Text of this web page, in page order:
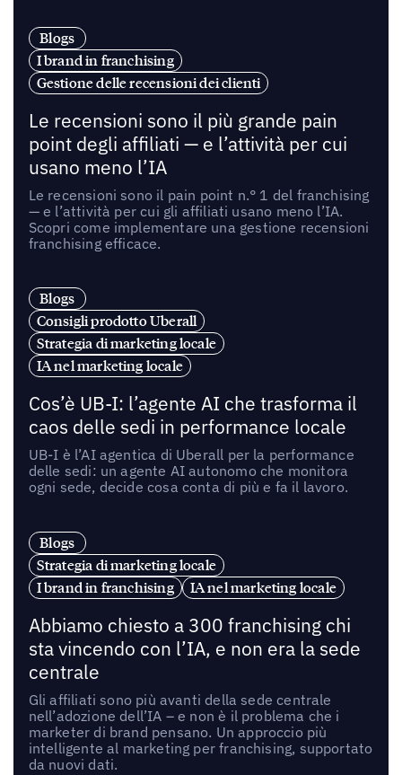
Blogs
I brand in franchising
Gestione delle recensioni dei clienti
Le recensioni sono il più grande pain
point degli affiliati — e l’attività per cui
usano meno l’IA
Le recensioni sono il pain point n.° 1 del franchising
— e l’attività per cui gli affiliati usano meno l’IA.
Scopri come implementare una gestione recensioni
franchising efficace.
Blogs
Consigli prodotto Uberall
Strategia di marketing locale
IA nel marketing locale
Cos’è UB-I: l’agente AI che trasforma il
caos delle sedi in performance locale
UB-I è l’AI agentica di Uberall per la performance
delle sedi: un agente AI autonomo che monitora
ogni sede, decide cosa conta di più e fa il lavoro.
Blogs
Strategia di marketing locale
I brand in franchising
IA nel marketing locale
Abbiamo chiesto a 300 franchising chi
sta vincendo con l’IA, e non era la sede
centrale
Gli affiliati sono più avanti della sede centrale
nell’adozione dell’IA – e non è il problema che i
marketer di brand pensano. Un approccio più
intelligente al marketing per franchising, supportato
da nuovi dati.